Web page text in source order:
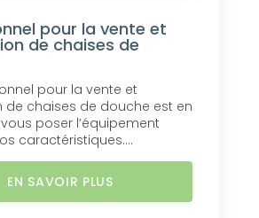
pour la vente et
de chaises de
pour la vente et
de chaises de douche est en
poser l’équipement
caractéristiques....
EN SAVOIR PLUS